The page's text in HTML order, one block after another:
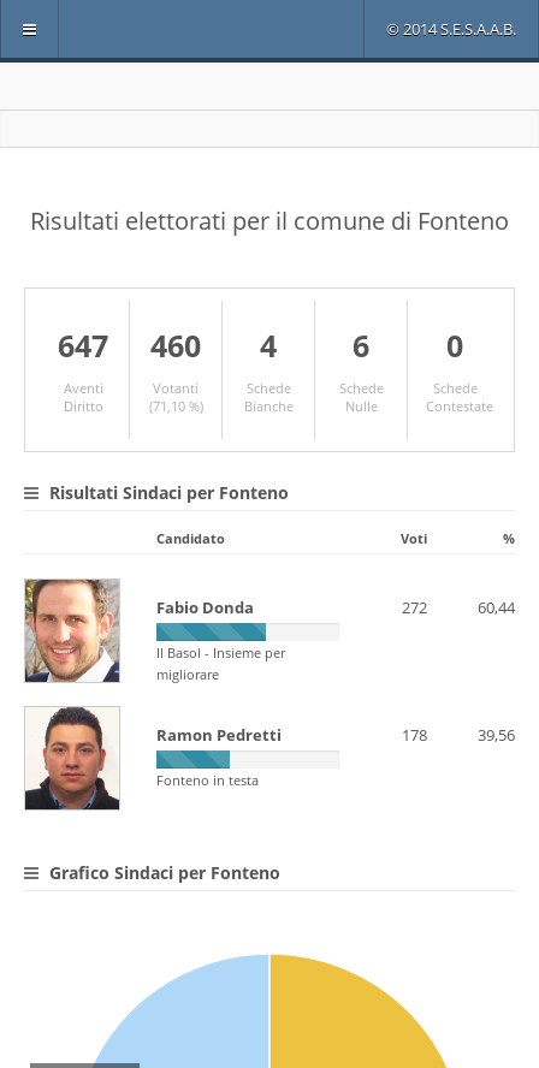
© 2014 S.E.S.A.A.B.
Risultati elettorati per il comune di Fonteno
647
Aventi
Diritto
460
Votanti
(71,10 %)
4
Schede
Bianche
6
Schede
Nulle
0
Schede
Contestate
Risultati Sindaci per Fonteno
Candidato Voti %
Fabio Donda
Il Basol - Insieme per
migliorare
272 60,44
Ramon Pedretti
Fonteno in testa
178 39,56
Grafico Sindaci per Fonteno